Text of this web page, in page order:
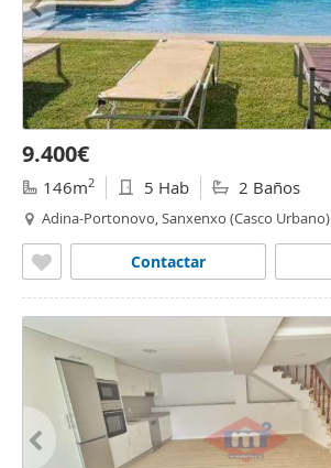
9.400€
146m2 5 Hab 2 Baños
Adina-Portonovo, Sanxenxo (Casco Urbano)
Contactar